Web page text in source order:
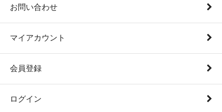
お問い合わせ
マイアカウント
会員登録
ログイン